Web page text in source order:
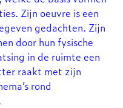
Zijn oeuvre is een
gedachten. Zijn
door hun fysische
in de ruimte een
raakt met zijn
rond